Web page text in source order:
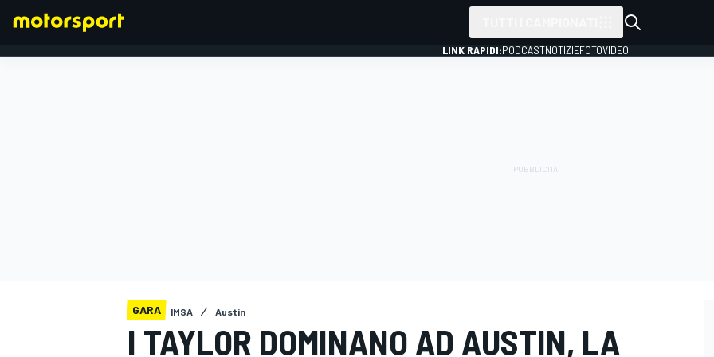
LINK RAPIDI:PODCASTNOTIZIEFOTOVIDEO
GARA IMSA Austin
I TAYLOR DOMINANO AD AUSTIN, LA